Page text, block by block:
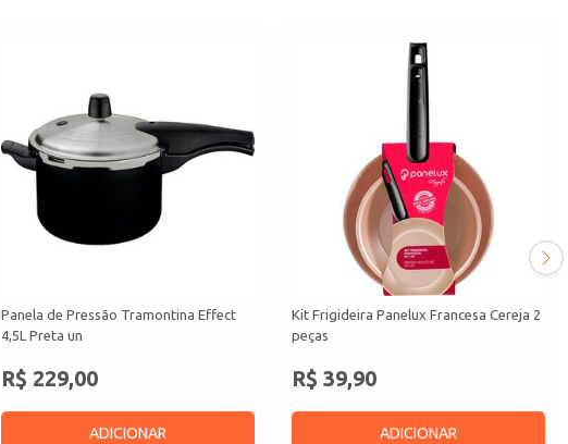
Panela de Pressão Tramontina Effect
4,5L Preta un
R$ 229,00
ADICIONAR
Kit Frigideira Panelux Francesa Cereja 2
peças
R$ 39,90
ADICIONAR